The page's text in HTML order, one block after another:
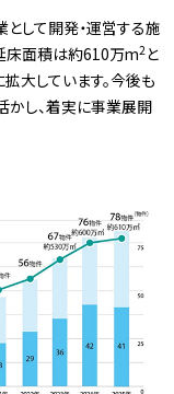
して開発・運営する施
床面積は約610万m2と
大しています。今後も
かし、着実に事業展開